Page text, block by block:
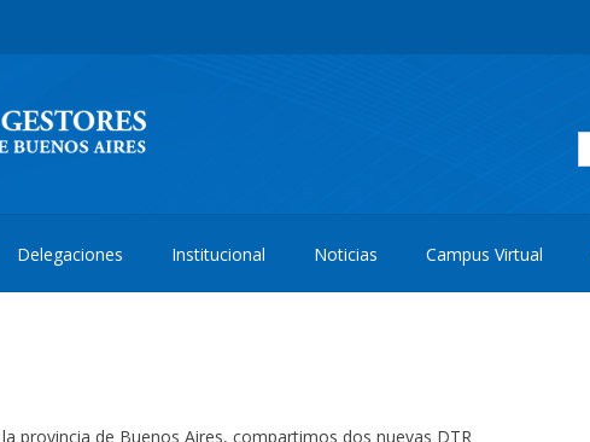
Delegaciones Institucional Noticias Campus Virtual
provincia de Buenos Aires, compartimos dos nuevas DTR